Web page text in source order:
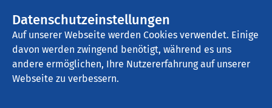
Datenschutzeinstellungen
Auf unserer Webseite werden Cookies verwendet. Einige
davon werden zwingend benötigt, während es uns
andere ermöglichen, Ihre Nutzererfahrung auf unserer
Webseite zu verbessern.
AMEOS Pflege Ueckermünde